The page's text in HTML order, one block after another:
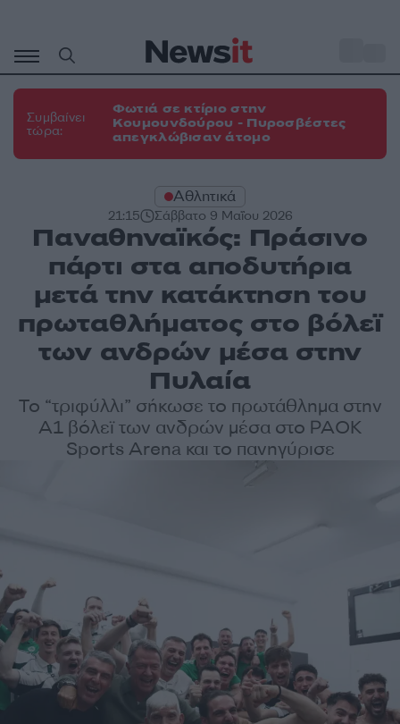
περιεχόμενο
Συμβαίνει
τώρα:
Φωτιά σε κτίριο στην
Κουμουνδούρου - Πυροσβέστες
απεγκλώβισαν άτομο
Αθλητικά
21:15 Σάββατο 9 Μαΐου 2026
Παναθηναϊκός: Πράσινο
πάρτι στα αποδυτήρια
μετά την κατάκτηση του
πρωταθλήματος στο βόλεϊ
των ανδρών μέσα στην
Πυλαία
Το “τριφύλλι” σήκωσε το πρωτάθλημα στην
Α1 βόλεϊ των ανδρών μέσα στο PAOK
Sports Arena και το πανηγύρισε